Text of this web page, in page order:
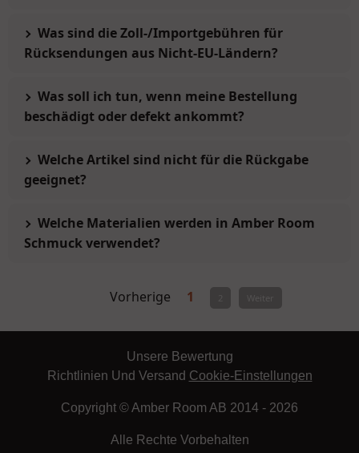
Was sind die Zoll-/Importgebühren für
Rücksendungen aus Nicht-EU-Ländern?
Was soll ich tun, wenn meine Bestellung
beschädigt oder defekt ankommt?
Welche Artikel sind nicht für die Rückgabe
geeignet?
Welche Materialien werden in Amber Room
Schmuck verwendet?
Vorherige 1 Weiter
Unsere Bewertung
Richtlinien Und Versand Cookie-Einstellungen
Copyright © Amber Room AB 2014 - 2026
Alle Rechte Vorbehalten